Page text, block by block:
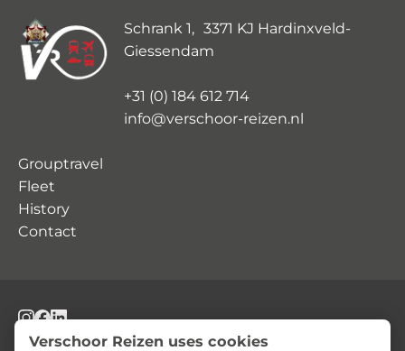
Schrank 1, 3371 KJ Hardinxveld-
Giessendam
+31 (0) 184 612 714
info@verschoor-reizen.nl
Grouptravel
Fleet
History
Contact
© Verschoor ReizenPrivacy Statement Terms and Conditions
Verschoor Reizen uses cookies